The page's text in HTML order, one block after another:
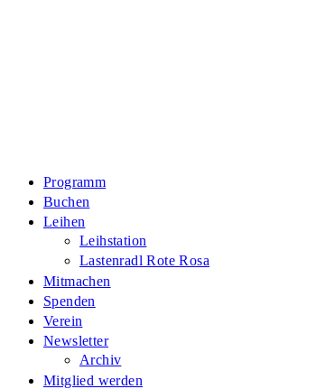
Programm
Buchen
Leihen
Leihstation
Lastenradl Rote Rosa
Mitmachen
Spenden
Verein
Newsletter
Archiv
Mitglied werden